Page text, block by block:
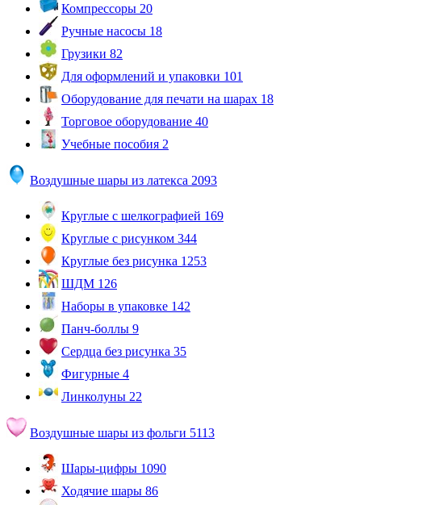
Компрессоры 20
Ручные насосы 18
Грузики 82
Для оформлений и упаковки 101
Оборудование для печати на шарах 18
Торговое оборудование 40
Учебные пособия 2
Воздушные шары из латекса 2093
Круглые с шелкографией 169
Круглые с рисунком 344
Круглые без рисунка 1253
ШДМ 126
Наборы в упаковке 142
Панч-боллы 9
Сердца без рисунка 35
Фигурные 4
Линколуны 22
Воздушные шары из фольги 5113
Шары-цифры 1090
Ходячие шары 86